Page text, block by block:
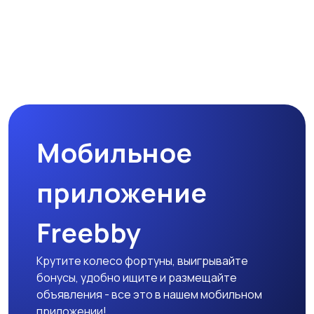
Мобильное
приложение
Freebby
Крутите колесо фортуны, выигрывайте
бонусы, удобно ищите и размещайте
объявления - все это в нашем мобильном